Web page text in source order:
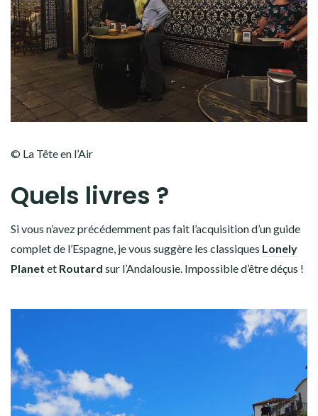
© La Tête en l’Air
Quels livres ?
Si vous n’avez précédemment pas fait l’acquisition d’un guide
complet de l’Espagne, je vous suggère les classiques Lonely
Planet et Routard sur l’Andalousie. Impossible d’être déçus !